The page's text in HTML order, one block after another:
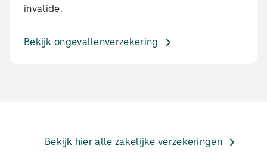
invalide.
Bekijk ongevallenverzekering
Bekijk hier alle zakelijke verzekeringen